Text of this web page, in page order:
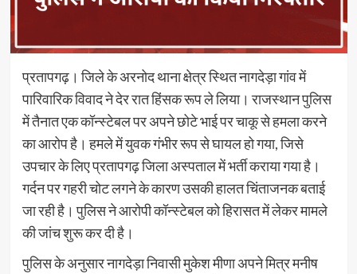
प्रतापगढ़। जिले के अरनोद थाना क्षेत्र स्थित नागदेड़ा गांव में
पारिवारिक विवाद ने देर रात हिंसक रूप ले लिया। राजस्थान पुलिस
में तैनात एक कॉन्स्टेबल पर अपने छोटे भाई पर चाकू से हमला करने
का आरोप है। हमले में युवक गंभीर रूप से घायल हो गया, जिसे
उपचार के लिए प्रतापगढ़ जिला अस्पताल में भर्ती कराया गया है।
गर्दन पर गहरी चोट लगने के कारण उसकी हालत चिंताजनक बताई
जा रही है। पुलिस ने आरोपी कॉन्स्टेबल को हिरासत में लेकर मामले
की जांच शुरू कर दी है।
पुलिस के अनुसार नागदेड़ा निवासी मुकेश मीणा अपने मित्र मनीष